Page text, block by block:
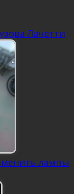
Лачетти
лампы